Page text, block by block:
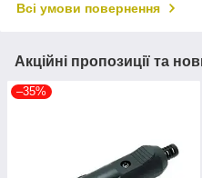
Всі умови повернення
Акційні пропозиції та
–35%